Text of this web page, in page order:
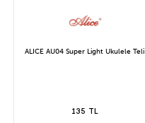
ALICE AU04 Super Light Ukulele Teli
135 TL